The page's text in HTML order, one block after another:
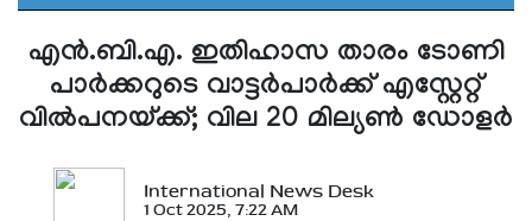
എന്‍.ബി.എ. ഇതിഹാസ താരം ടോണി
പാര്‍ക്കറുടെ വാട്ടര്‍പാര്‍ക്ക് എസ്റ്റേറ്റ്
വില്‍പനയ്ക്ക്; വില 20 മില്യണ്‍ ഡോളര്‍
International News Desk
1 Oct 2025, 7:22 AM